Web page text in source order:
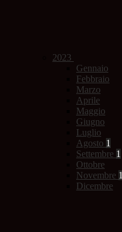
2023
Gennaio
Febbraio
Marzo
Aprile
Maggio
Giugno
Luglio
Agosto 1
Settembre 1
Ottobre
Novembre 1
Dicembre